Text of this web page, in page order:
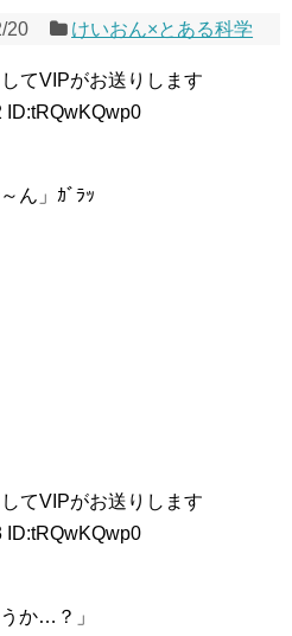
20 けいおん×とある科学
てVIPがお送りします
ID:tRQwKQwp0
ん」ｶﾞﾗｯ
てVIPがお送りします
ID:tRQwKQwp0
か…？」